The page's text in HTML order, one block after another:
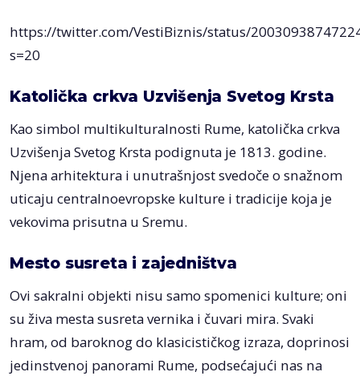
https://twitter.com/VestiBiznis/status/
s=20
Katolička crkva Uzvišenja Svetog Krsta
Kao simbol multikulturalnosti Rume, katolička crkva
Uzvišenja Svetog Krsta podignuta je 1813. godine.
Njena arhitektura i unutrašnjost svedoče o snažnom
uticaju centralnoevropske kulture i tradicije koja je
vekovima prisutna u Sremu.
Mesto susreta i zajedništva
Ovi sakralni objekti nisu samo spomenici kulture; oni
su živa mesta susreta vernika i čuvari mira. Svaki
hram, od baroknog do klasicističkog izraza, doprinosi
jedinstvenoj panorami Rume, podsećajući nas na